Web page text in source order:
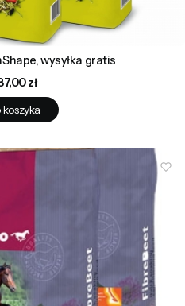
wysyłka gratis
zł
koszyka